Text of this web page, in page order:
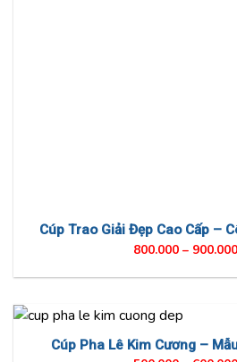
Cúp Trao Giải Đẹp Cao Cấp –
800.000 –
Cúp Pha Lê Kim Cương –